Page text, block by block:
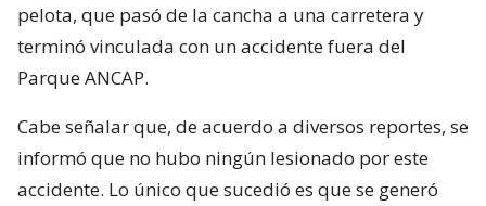
pelota, que pasó de la cancha a una carretera y
terminó vinculada con un accidente fuera del
Parque ANCAP.
Cabe señalar que, de acuerdo a diversos reportes, se
informó que no hubo ningún lesionado por este
accidente. Lo único que sucedió es que se generó